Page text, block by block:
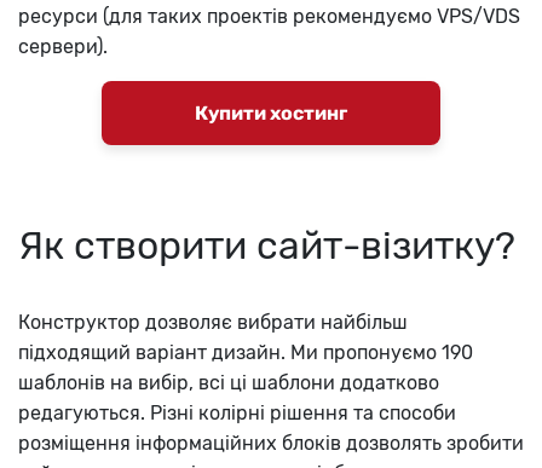
ресурси (для таких проектів рекомендуємо VPS/VDS
сервери).
Купити хостинг
Як створити сайт-візитку?
Конструктор дозволяє вибрати найбільш
підходящий варіант дизайн. Ми пропонуємо 190
шаблонів на вибір, всі ці шаблони додатково
редагуються. Різні колірні рішення та способи
розміщення інформаційних блоків дозволять зробити